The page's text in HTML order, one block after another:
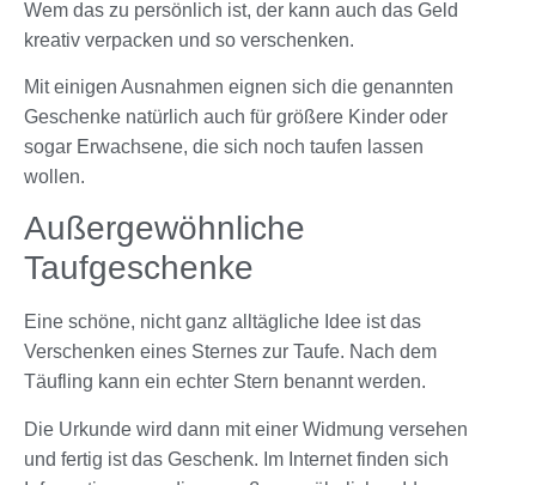
Wem das zu persönlich ist, der kann auch das Geld
kreativ verpacken und so verschenken.
Mit einigen Ausnahmen eignen sich die genannten
Geschenke natürlich auch für größere Kinder oder
sogar Erwachsene, die sich noch taufen lassen
wollen.
Außergewöhnliche
Taufgeschenke
Eine schöne, nicht ganz alltägliche Idee ist das
Verschenken eines Sternes zur Taufe. Nach dem
Täufling kann ein echter Stern benannt werden.
Die Urkunde wird dann mit einer Widmung versehen
und fertig ist das Geschenk. Im Internet finden sich